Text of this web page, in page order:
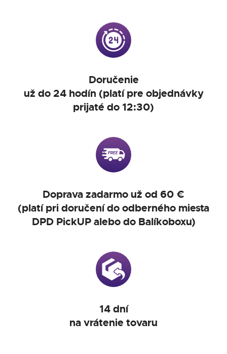
Doručenie
už do 24 hodín (platí pre objednávky
prijaté do 12:30)
Doprava zadarmo už od 60 €
(platí pri doručení do odberného miesta
DPD PickUP alebo do Balíkoboxu)
14 dní
na vrátenie tovaru